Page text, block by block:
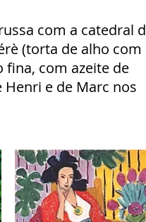
com a catedral
(torta de alho com
fina, com azeite de
e de Marc nos